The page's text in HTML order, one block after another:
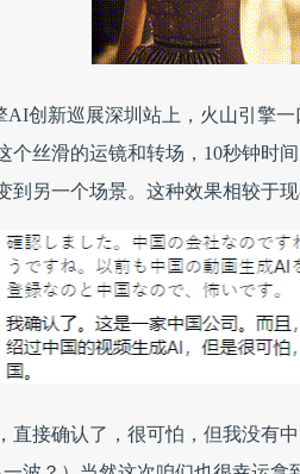
AI创新巡展深圳站上，火山引擎一
个丝滑的运镜和转场，10秒钟时
到另一个场景。这种效果相较于
直接确认了，很可怕，但我没有